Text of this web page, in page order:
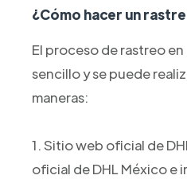
¿Cómo hacer un
El proceso de rastreo en
sencillo y se puede
maneras:
1. Sitio web oficial de
oficial de DHL México e